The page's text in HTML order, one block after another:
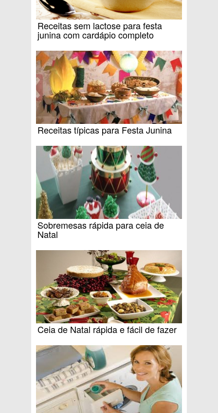
Receitas sem lactose para festa
junina com cardápio completo
Receitas típicas para Festa Junina
Sobremesas rápida para ceia de
Natal
Ceia de Natal rápida e fácil de fazer